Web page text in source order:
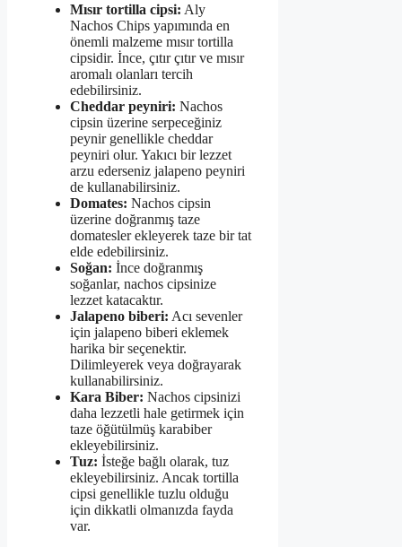
Mısır tortilla cipsi: Aly
Nachos Chips yapımında en
önemli malzeme mısır tortilla
cipsidir. İnce, çıtır çıtır ve mısır
aromalı olanları tercih
edebilirsiniz.
Cheddar peyniri: Nachos
cipsin üzerine serpeceğiniz
peynir genellikle cheddar
peyniri olur. Yakıcı bir lezzet
arzu ederseniz jalapeno peyniri
de kullanabilirsiniz.
Domates: Nachos cipsin
üzerine doğranmış taze
domatesler ekleyerek taze bir tat
elde edebilirsiniz.
Soğan: İnce doğranmış
soğanlar, nachos cipsinize
lezzet katacaktır.
Jalapeno biberi: Acı sevenler
için jalapeno biberi eklemek
harika bir seçenektir.
Dilimleyerek veya doğrayarak
kullanabilirsiniz.
Kara Biber: Nachos cipsinizi
daha lezzetli hale getirmek için
taze öğütülmüş karabiber
ekleyebilirsiniz.
Tuz: İsteğe bağlı olarak, tuz
ekleyebilirsiniz. Ancak tortilla
cipsi genellikle tuzlu olduğu
için dikkatli olmanızda fayda
var.